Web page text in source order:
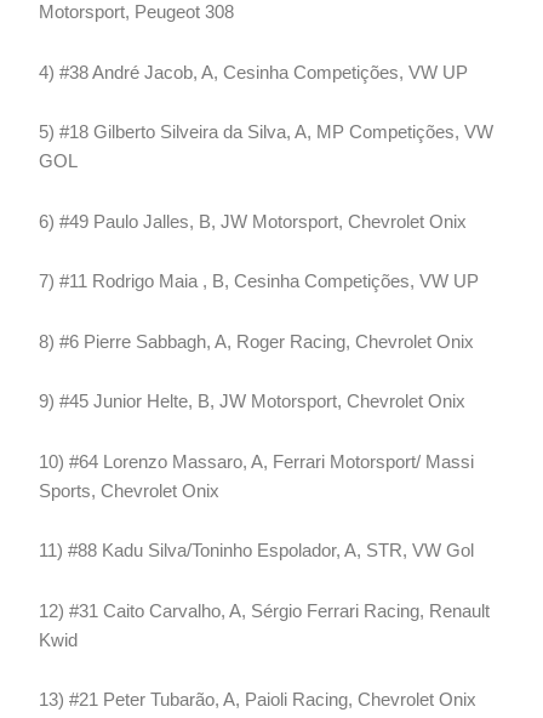
Motorsport, Peugeot 308
4) #38 André Jacob, A, Cesinha Competições, VW UP
5) #18 Gilberto Silveira da Silva, A, MP Competições, VW
GOL
6) #49 Paulo Jalles, B, JW Motorsport, Chevrolet Onix
7) #11 Rodrigo Maia , B, Cesinha Competições, VW UP
8) #6 Pierre Sabbagh, A, Roger Racing, Chevrolet Onix
9) #45 Junior Helte, B, JW Motorsport, Chevrolet Onix
10) #64 Lorenzo Massaro, A, Ferrari Motorsport/ Massi
Sports, Chevrolet Onix
11) #88 Kadu Silva/Toninho Espolador, A, STR, VW Gol
12) #31 Caito Carvalho, A, Sérgio Ferrari Racing, Renault
Kwid
13) #21 Peter Tubarão, A, Paioli Racing, Chevrolet Onix